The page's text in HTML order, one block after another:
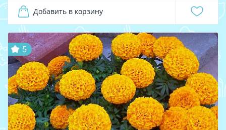
Добавить в корзину
5